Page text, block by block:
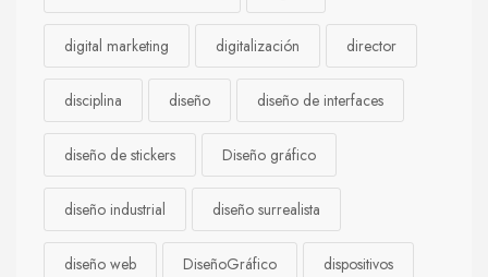
digital marketing digitalización director
disciplina diseño diseño de interfaces
diseño de stickers Diseño gráfico
diseño industrial diseño surrealista
diseño web DiseñoGráfico dispositivos